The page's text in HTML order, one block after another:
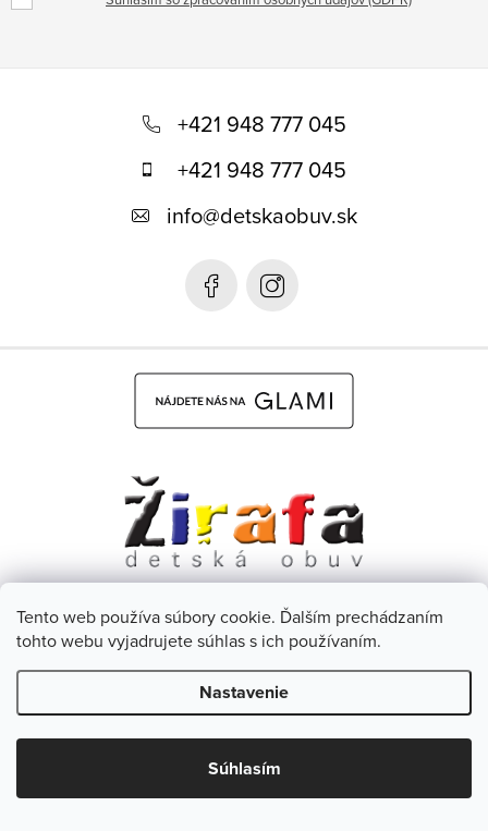
Tento web používa súbory cookie. Ďalším prechádzaním
tohto webu vyjadrujete súhlas s ich používaním.
Nastavenie
Súhlasím
+421 948 777 045
+421 948 777 045
info@detskaobuv.sk
Dětská obuv Žirafa - CZ Facebook
Copyright 2026Žirafa Detská obuv. Všetky práva vyhradené.
Upraviť nastavenie cookies